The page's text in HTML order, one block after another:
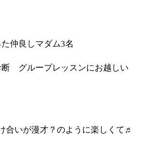
仲良しマダム3名
断 グループレッスンにお越しい
合いが漫才？のように楽しくて♬